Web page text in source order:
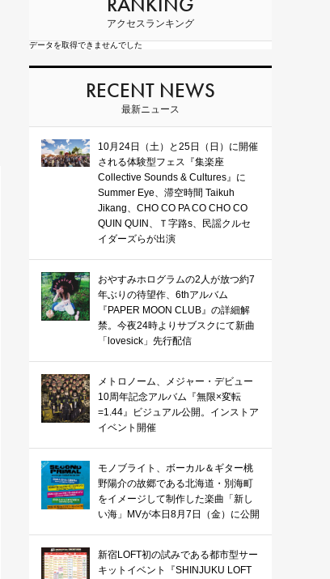
アクセスランキング
データを取得できませんでした
RECENT NEWS
最新ニュース
10月24日（土）と25日（日）に開催
される体験型フェス『集楽座
Collective Sounds & Cultures』に
Summer Eye、滞空時間 Taikuh
Jikang、CHO CO PA CO CHO CO
QUIN QUIN、Ｔ字路s、民謡クルセ
イダーズらが出演
おやすみホログラムの2人が放つ約7
年ぶりの待望作、6thアルバム
『PAPER MOON CLUB』の詳細解
禁。今夜24時よりサブスクにて新曲
「lovesick」先行配信
メトロノーム、メジャー・デビュー
10周年記念アルバム『無限×変転
=1.44』ビジュアル公開。インストア
イベント開催
モノブライト、ボーカル＆ギター桃
野陽介の故郷である北海道・別海町
をイメージして制作した楽曲「新し
い海」MVが本日8月7日（金）に公開
新宿LOFT初の試みである都市型サー
キットイベント『SHINJUKU LOFT